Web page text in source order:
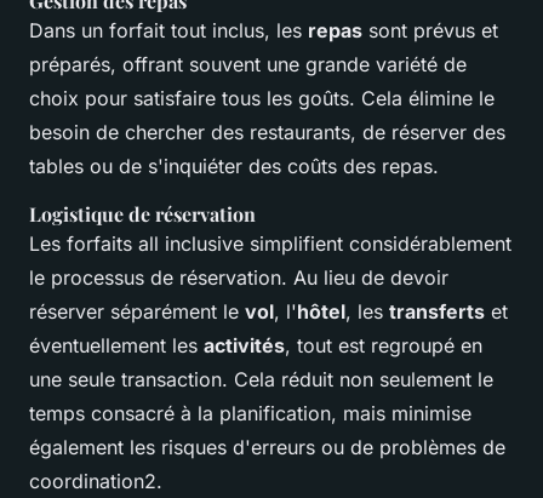
Dans un forfait tout inclus, les repas sont prévus et
préparés, offrant souvent une grande variété de
choix pour satisfaire tous les goûts. Cela élimine le
besoin de chercher des restaurants, de réserver des
tables ou de s'inquiéter des coûts des repas.
Logistique de réservation
Les forfaits all inclusive simplifient considérablement
le processus de réservation. Au lieu de devoir
réserver séparément le vol, l'hôtel, les transferts et
éventuellement les activités, tout est regroupé en
une seule transaction. Cela réduit non seulement le
temps consacré à la planification, mais minimise
également les risques d'erreurs ou de problèmes de
coordination2.